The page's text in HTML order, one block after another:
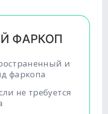
ФАРКОП
и
фаркопа
не требуется